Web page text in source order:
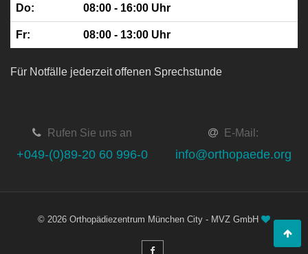
Do: 08:00 - 16:00 Uhr
Fr: 08:00 - 13:00 Uhr
Für Notfälle jederzeit offenen Sprechstunde
Rufen Sie uns an
+049-(0)89-20 60 996-0
E-Mail:
info@orthopaede.org
© 2026 Orthopädiezentrum München City - MVZ GmbH